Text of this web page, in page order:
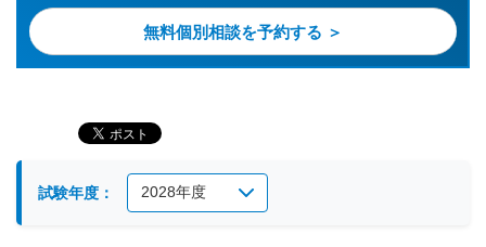
無料個別相談を予約する ＞
試験年度：